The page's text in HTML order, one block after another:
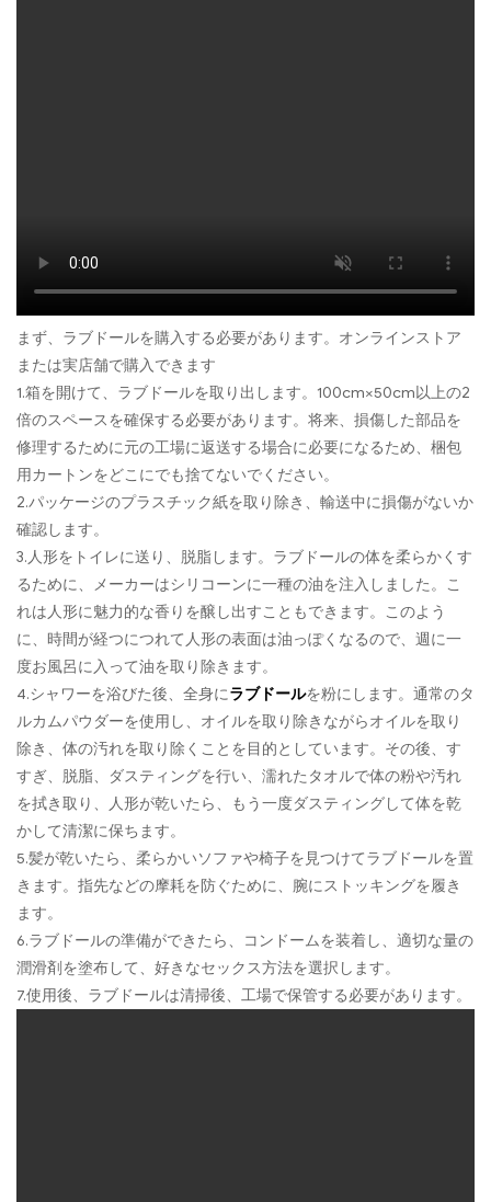
まず、ラブドールを購入する必要があります。オンラインストア
または実店舗で購入できます
1.箱を開けて、ラブドールを取り出します。100cm×50cm以上の2
倍のスペースを確保する必要があります。将来、損傷した部品を
修理するために元の工場に返送する場合に必要になるため、梱包
用カートンをどこにでも捨てないでください。
2.パッケージのプラスチック紙を取り除き、輸送中に損傷がないか
確認します。
3.人形をトイレに送り、脱脂します。ラブドールの体を柔らかくす
るために、メーカーはシリコーンに一種の油を注入しました。こ
れは人形に魅力的な香りを醸し出すこともできます。このよう
に、時間が経つにつれて人形の表面は油っぽくなるので、週に一
度お風呂に入って油を取り除きます。
4.シャワーを浴びた後、全身にラブドールを粉にします。通常のタ
ルカムパウダーを使用し、オイルを取り除きながらオイルを取り
除き、体の汚れを取り除くことを目的としています。その後、す
すぎ、脱脂、ダスティングを行い、濡れたタオルで体の粉や汚れ
を拭き取り、人形が乾いたら、もう一度ダスティングして体を乾
かして清潔に保ちます。
5.髪が乾いたら、柔らかいソファや椅子を見つけてラブドールを置
きます。指先などの摩耗を防ぐために、腕にストッキングを履き
ます。
6.ラブドールの準備ができたら、コンドームを装着し、適切な量の
潤滑剤を塗布して、好きなセックス方法を選択します。
7.使用後、ラブドールは清掃後、工場で保管する必要があります。